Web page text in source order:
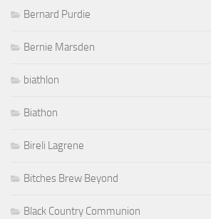
Bernard Purdie
Bernie Marsden
biathlon
Biathon
Bireli Lagrene
Bitches Brew Beyond
Black Country Communion